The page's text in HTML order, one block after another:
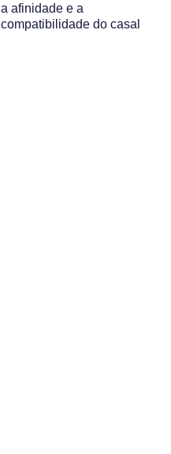
a afinidade e a
compatibilidade do casal